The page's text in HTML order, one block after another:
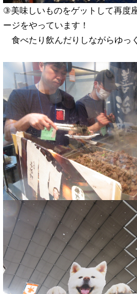
③美味しいものをゲットして再度
ージをやっています！
食べたり飲んだりしながらゆっ